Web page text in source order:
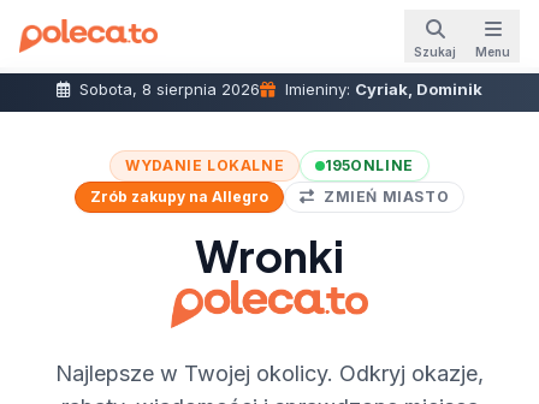
Szukaj Menu
Sobota, 8 sierpnia 2026 Imieniny: Cyriak, Dominik
WYDANIE LOKALNE 195ONLINE
Zrób zakupy na Allegro
ZMIEŃ MIASTO
Wronki
Najlepsze w Twojej okolicy. Odkryj okazje,